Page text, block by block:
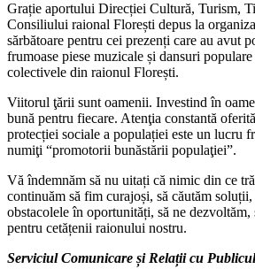
Grație aportului Direcției Cultură, Turism,
Consiliului raional Florești depus la
sărbătoare pentru cei prezenți care au avut
frumoase piese muzicale și dansuri
colectivele din raionul Florești.
Viitorul ţării sunt oamenii. Investind în
bună pentru fiecare. Atenţia constantă
protecției sociale a populației este un lucru
numiţi “promotorii bunăstării populaţiei”.
Vă îndemnăm să nu uitați că nimic din ce
continuăm să fim curajoși, să căutăm
obstacolele în oportunități, să ne dezvoltăm,
pentru cetățenii raionului nostru.
Serviciul Comunicare și Relații cu Publicul